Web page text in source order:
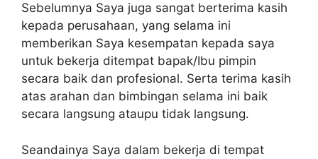
Sebelumnya Saya juga sangat berterima kasih
kepada perusahaan, yang selama ini
memberikan Saya kesempatan kepada saya
untuk bekerja ditempat bapak/Ibu pimpin
secara baik dan profesional. Serta terima kasih
atas arahan dan bimbingan selama ini baik
secara langsung ataupu tidak langsung.
Seandainya Saya dalam bekerja di tempat